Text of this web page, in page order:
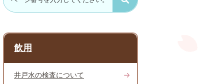
飲用
井戸水の検査について